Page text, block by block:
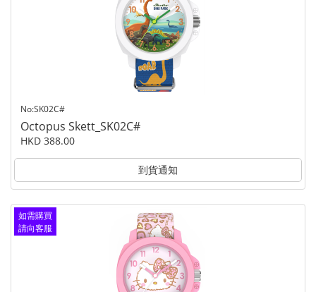
No:SK02C#
Octopus Skett_SK02C#
HKD 388.00
到貨通知
如需購買
請向客服